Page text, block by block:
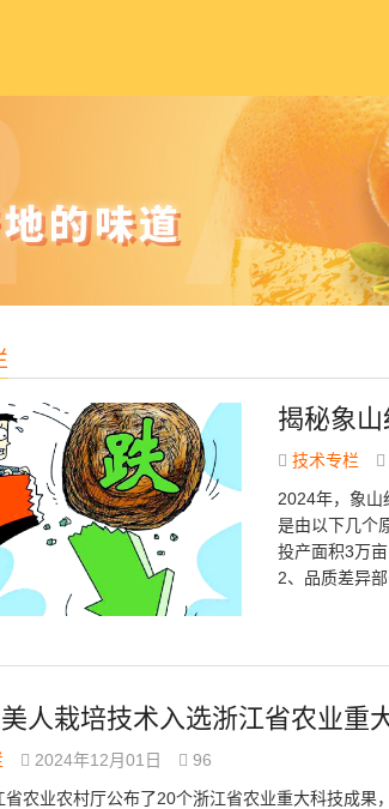
揭秘象
技术专栏
2024年，象山
是由以下几个
投产面积3万
2、品质差异
人栽培技术入选浙江省农业重
2024年12月01日
96
省农业农村厅公布了20个浙江省农业重大科技成